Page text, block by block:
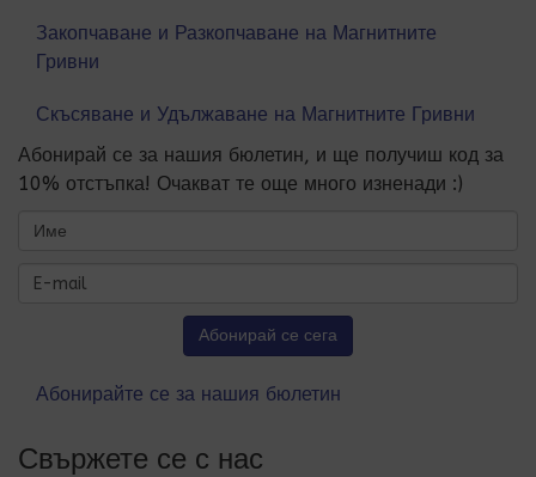
Закопчаване и Разкопчаване на Магнитните
Гривни
Скъсяване и Удължаване на Магнитните Гривни
Абонирай се за нашия бюлетин, и ще получиш код за
10% отстъпка! Очакват те още много изненади :)
Абонирайте се за нашия бюлетин
Свържете се с нас